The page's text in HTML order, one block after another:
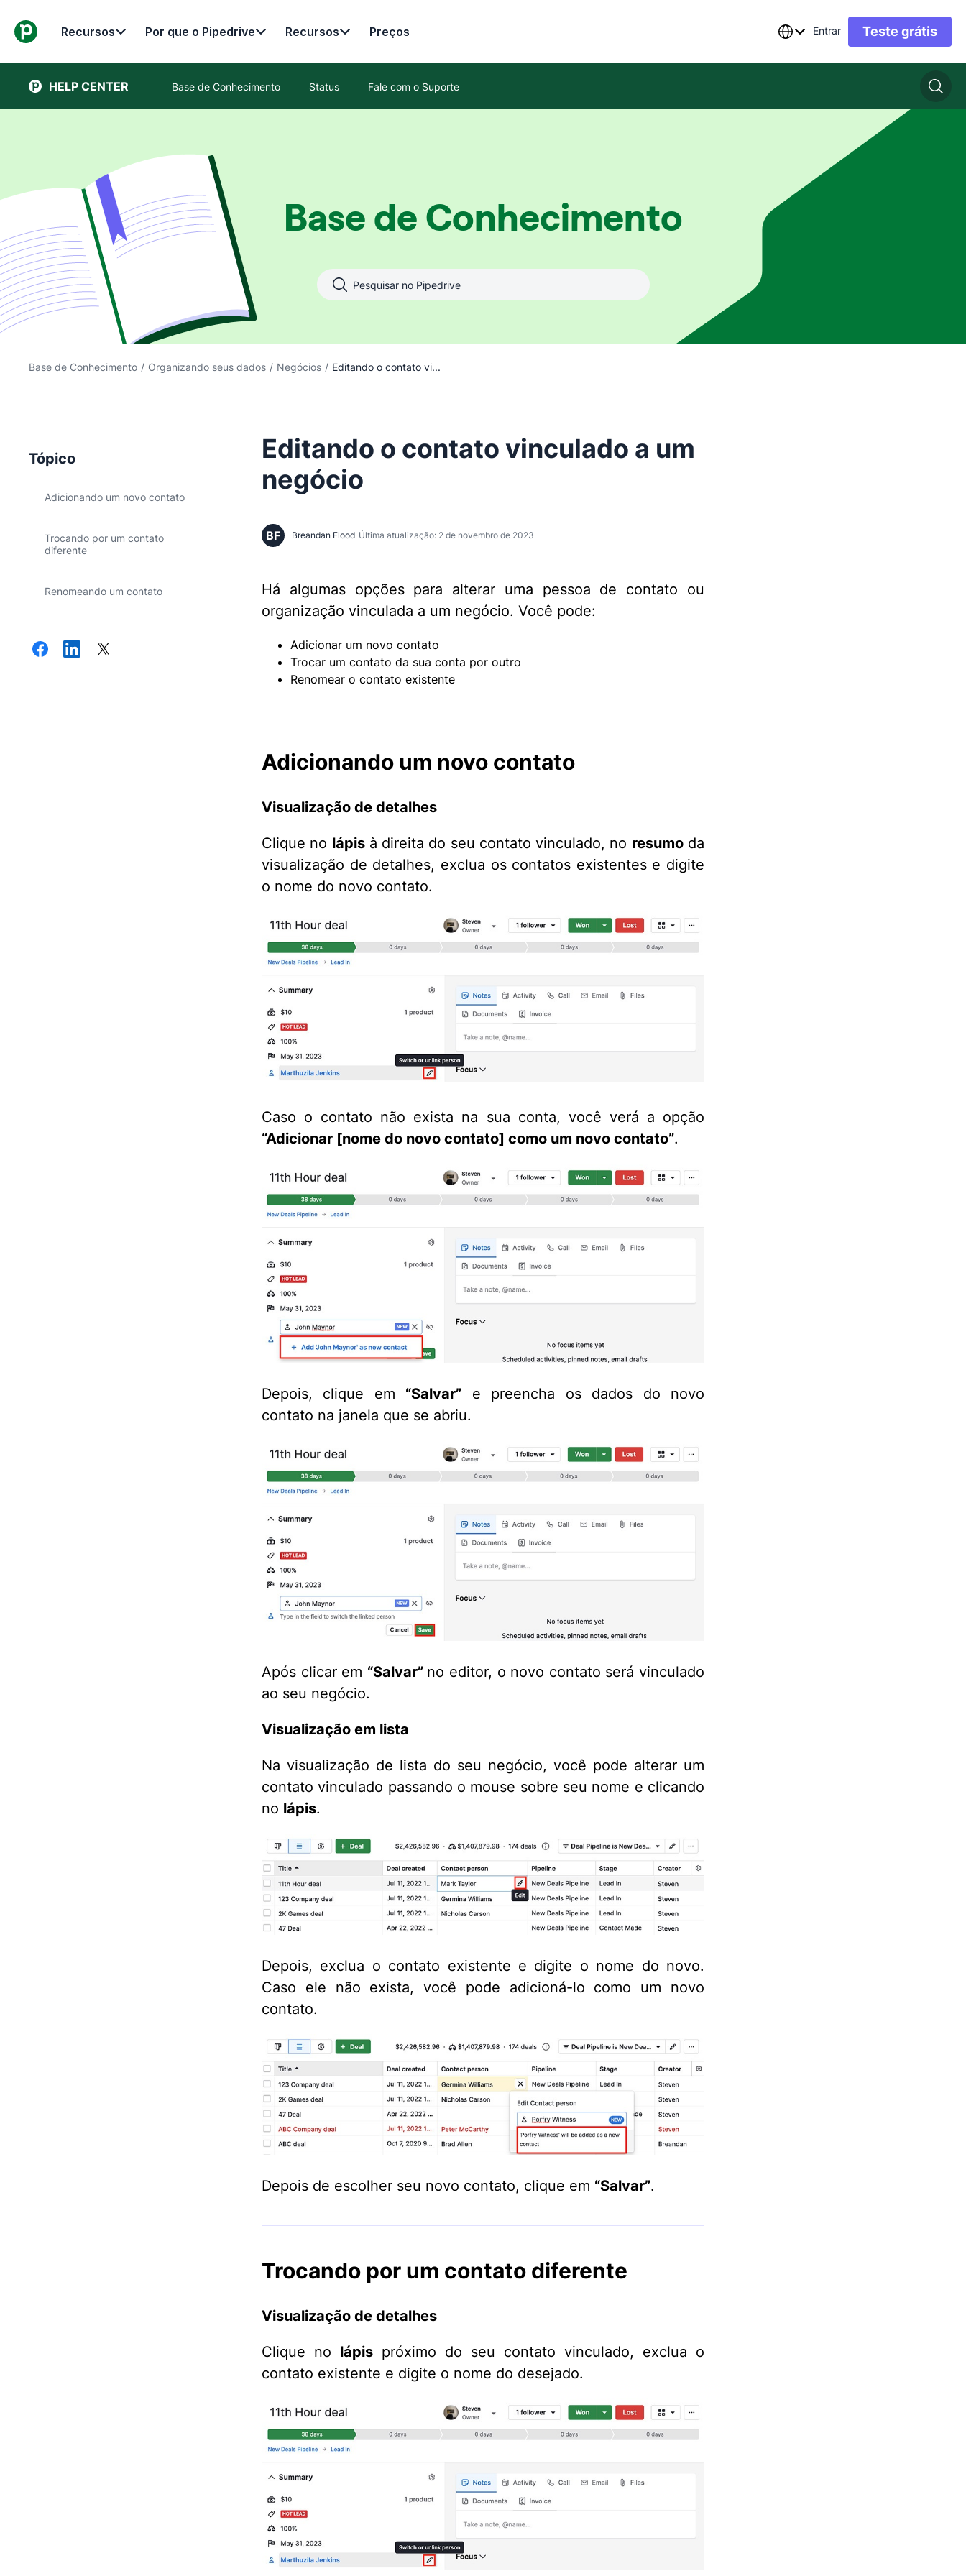
Recursos Por que o Pipedrive Recursos Preços Entrar Teste grátis
HELP CENTER Base de Conhecimento Status Fale com o Suporte
Base de Conhecimento
Base de Conhecimento / Organizando seus dados / Negócios / Editando o contato vi...
Tópico
Adicionando um novo contato
Trocando por um contato
diferente
Renomeando um contato
Editando o contato vinculado a um
negócio
BF Breandan Flood Última atualização: 2 de novembro de 2023
Há algumas opções para alterar uma pessoa de contato ou
organização vinculada a um negócio. Você pode:
Adicionar um novo contato
Trocar um contato da sua conta por outro
Renomear o contato existente
Adicionando um novo contato
Visualização de detalhes
Clique no lápisà direita do seu contato vinculado, no resumoda
visualização de detalhes, exclua os contatos existentes e digite
o nome do novo contato.
Caso o contato não exista na sua conta, você verá a opção
“Adicionar [nome do novo contato] como um novo contato”.
Depois, clique em “Salvar” e preencha os dados do novo
contato na janela que se abriu.
Após clicar em “Salvar” no editor, o novo contato será vinculado
ao seu negócio.
Visualização em lista
Na visualização de lista do seu negócio, você pode alterar um
contato vinculado passando o mouse sobre seu nome e clicando
no lápis.
Depois, exclua o contato existente e digite o nome do novo.
Caso ele não exista, você pode adicioná-lo como um novo
contato.
Depois de escolher seu novo contato, clique em “Salvar”.
Trocando por um contato diferente
Visualização de detalhes
Clique no lápis próximo do seu contato vinculado, exclua o
contato existente e digite o nome do desejado.